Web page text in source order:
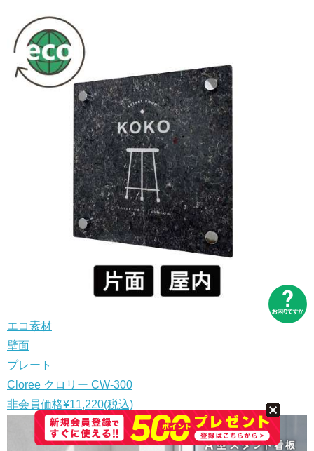
エコ素材
壁面
プレート
Cloree クロリー CW-300
非会員価格¥11,220(税込)